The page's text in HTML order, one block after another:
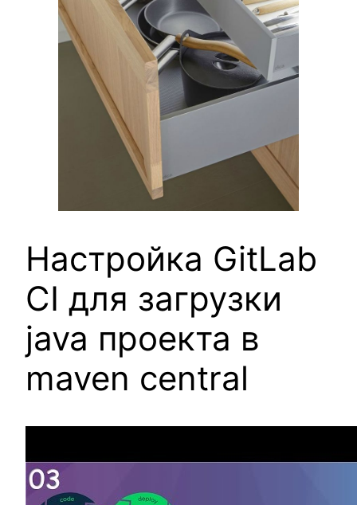
Настройка GitLab
CI для загрузки
java проекта в
maven central